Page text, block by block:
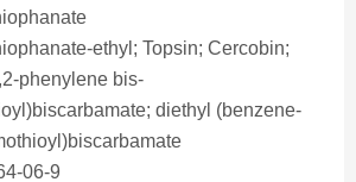
ethyl; Topsin; Cercobin;
phenylene bis-
diethyl (benzene-
06-9